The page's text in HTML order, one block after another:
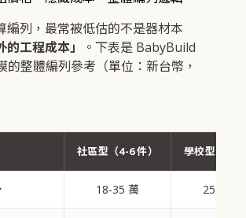
編列，最常被低估的不是器材本
的工程成本」
。下表是 BabyBuild
的整體編列參考（單位：新台幣，
社區型（4-6 件） 學校型（5-8
18-35 萬 25-45 萬